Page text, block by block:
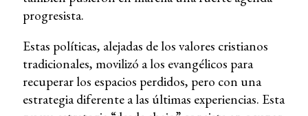
progresista.
Estas políticas, alejadas de los valores cristianos
tradicionales, movilizó a los evangélicos para
recuperar los espacios perdidos, pero con una
estrategia diferente a las últimas experiencias. Esta